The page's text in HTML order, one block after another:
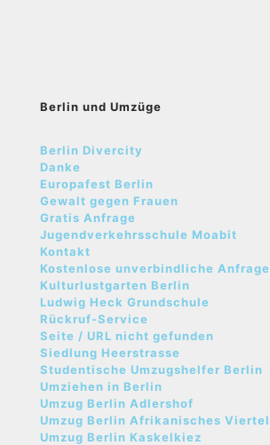
Berlin und Umzüge
Berlin Divercity
Danke
Europafest Berlin
Gewalt gegen Frauen
Gratis Anfrage
Jugendverkehrsschule Moabit
Kontakt
Kostenlose unverbindliche Anfrage
Kulturlustgarten Berlin
Ludwig Heck Grundschule
Rückruf-Service
Seite / URL nicht gefunden
Siedlung Heerstrasse
Studentische Umzugshelfer Berlin
Umziehen in Berlin
Umzug Berlin Adlershof
Umzug Berlin Afrikanisches Viertel
Umzug Berlin Kaskelkiez